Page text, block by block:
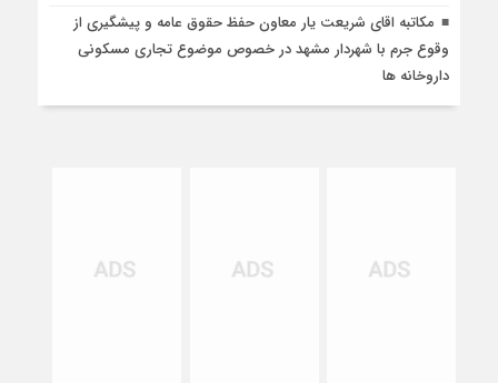
مکاتبه اقای شریعت یار معاون حفظ حقوق عامه و پیشگیری از
وقوع جرم با شهردار مشهد در خصوص موضوع تجاری مسکونی
داروخانه ها